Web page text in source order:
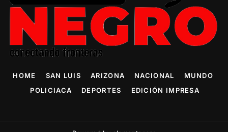
HOME SAN LUIS ARIZONA NACIONAL
MUNDO
POLICIACA
DEPORTES EDICIÓN IMPRESA